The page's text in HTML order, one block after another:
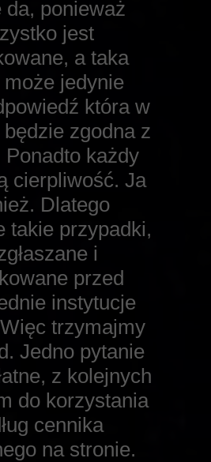
da, ponieważ
jest
a taka
może jedynie
która w
zgodna z
Ponadto każdy
cierpliwość. Ja
Dlatego
takie przypadki,
i
przed
instytucje
trzymajmy
Jedno pytanie
z kolejnych
do korzystania
cennika
na stronie.